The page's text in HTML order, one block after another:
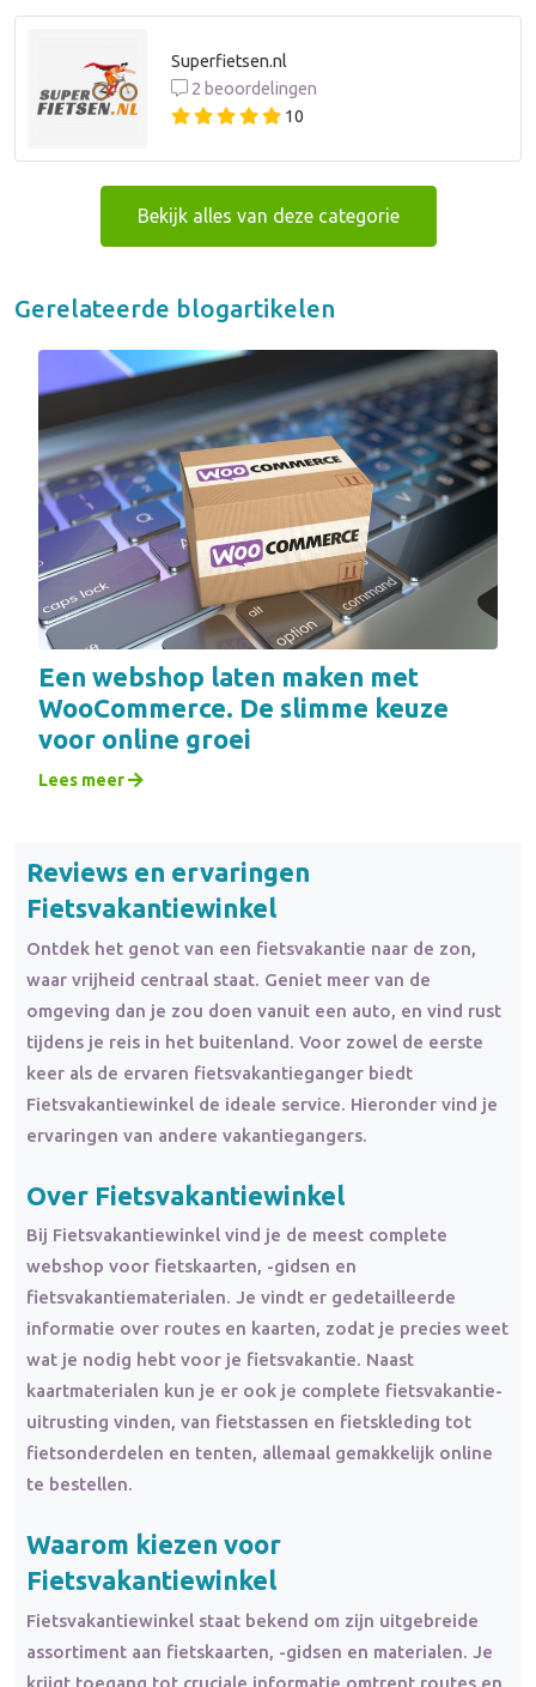
Superfietsen.nl
2 beoordelingen
10
Bekijk alles van deze categorie
Gerelateerde blogartikelen
Een webshop laten maken met
WooCommerce. De slimme keuze
voor online groei
Lees meer
Reviews en ervaringen
Fietsvakantiewinkel
Ontdek het genot van een fietsvakantie naar de zon,
waar vrijheid centraal staat. Geniet meer van de
omgeving dan je zou doen vanuit een auto, en vind rust
tijdens je reis in het buitenland. Voor zowel de eerste
keer als de ervaren fietsvakantieganger biedt
Fietsvakantiewinkel de ideale service. Hieronder vind je
ervaringen van andere vakantiegangers.
Over Fietsvakantiewinkel
Bij Fietsvakantiewinkel vind je de meest complete
webshop voor fietskaarten, -gidsen en
fietsvakantiematerialen. Je vindt er gedetailleerde
informatie over routes en kaarten, zodat je precies weet
wat je nodig hebt voor je fietsvakantie. Naast
kaartmaterialen kun je er ook je complete fietsvakantie-
uitrusting vinden, van fietstassen en fietskleding tot
fietsonderdelen en tenten, allemaal gemakkelijk online
te bestellen.
Waarom kiezen voor
Fietsvakantiewinkel
Fietsvakantiewinkel staat bekend om zijn uitgebreide
assortiment aan fietskaarten, -gidsen en materialen. Je
krijgt toegang tot cruciale informatie omtrent routes en